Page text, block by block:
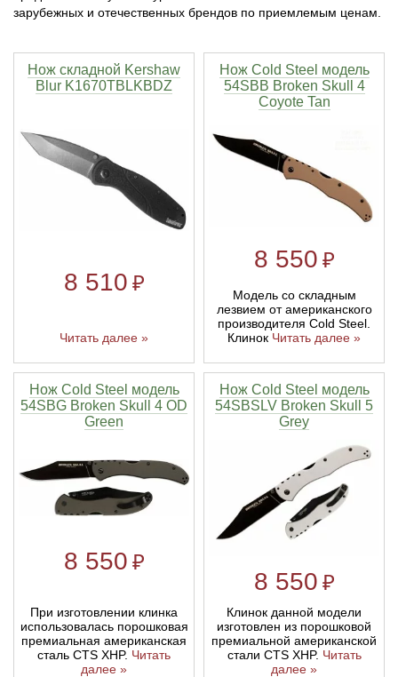
зарубежных и отечественных брендов по приемлемым ценам.
Нож складной Kershaw
Blur K1670TBLKBDZ
8 510 ₽
Читать далее »
Нож Cold Steel модель
54SBB Broken Skull 4
Coyote Tan
8 550 ₽
Модель со складным
лезвием от американского
производителя Cold Steel.
Клинок Читать далее »
Нож Cold Steel модель
54SBG Broken Skull 4 OD
Green
8 550 ₽
При изготовлении клинка
использовалась порошковая
премиальная американская
сталь CTS XHP. Читать
далее »
Нож Cold Steel модель
54SBSLV Broken Skull 5
Grey
8 550 ₽
Клинок данной модели
изготовлен из порошковой
премиальной американской
стали CTS XHP. Читать
далее »
Натяжители для арбалетов
Ремни и петли
Рукоятки для лука
Напальчники для классических луков
Перчатки для традиционных луков
Полочки для лука
Киссеры для лука
Инсерты для лучных стрел
Стрелы для лука
Выниматели для стрел
Непальские кукри
Ножи танто
Метательные ножи
Ножи складные
Паста для полировки ножей